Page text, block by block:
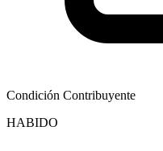
Condición Contribuyente
HABIDO